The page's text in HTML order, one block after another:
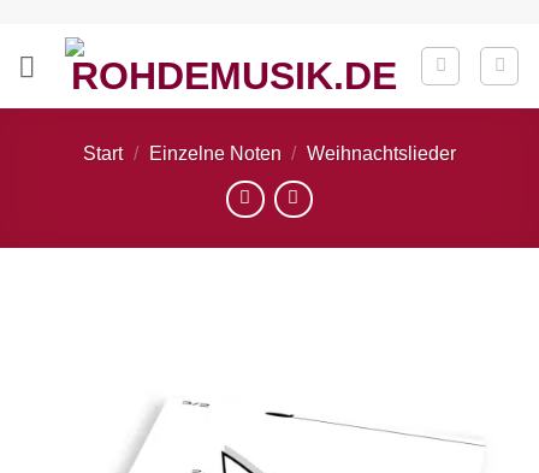
springen
Start / Einzelne Noten / Weihnachtslieder